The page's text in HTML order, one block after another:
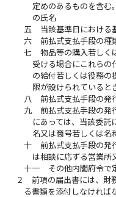
定めのあるものを含む
の氏名
五
当該基準日における
六
前払式支払手段の種
七
物品等の購入若しく
受ける場合にこれらの
の給付若しくは役務の
限が設けられていると
八
前払式支払手段の発
九
前払式支払手段の発
にあっては、当該委託
名又は商号若しくは名
十
前払式支払手段の発
は相談に応ずる営業所
十一
その他内閣府令で
２
前項の届出書には、財
る書類を添付しなければ